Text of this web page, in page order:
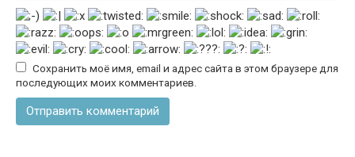
Сохранить моё имя, email и адрес сайта в этом браузере для
последующих моих комментариев.